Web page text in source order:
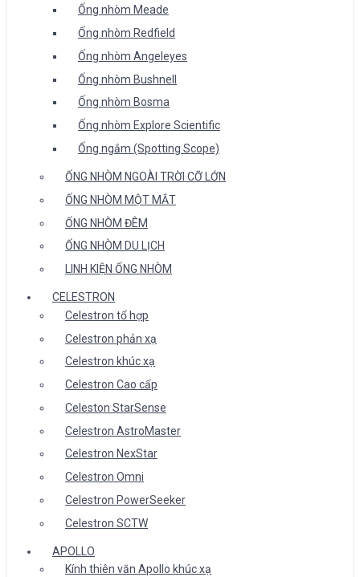
Ống nhòm Meade
Ống nhòm Redfield
Ống nhòm Angeleyes
Ống nhòm Bushnell
Ống nhòm Bosma
Ống nhòm Explore Scientific
Ống ngắm (Spotting Scope)
ỐNG NHÒM NGOÀI TRỜI CỠ LỚN
ỐNG NHÒM MỘT MẮT
ỐNG NHÒM ĐÊM
ỐNG NHÒM DU LỊCH
LINH KIỆN ỐNG NHÒM
CELESTRON
Celestron tổ hợp
Celestron phản xạ
Celestron khúc xạ
Celestron Cao cấp
Celeston StarSense
Celestron AstroMaster
Celestron NexStar
Celestron Omni
Celestron PowerSeeker
Celestron SCTW
APOLLO
Kính thiên văn Apollo khúc xạ